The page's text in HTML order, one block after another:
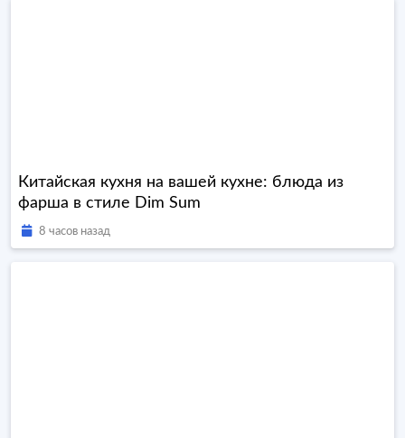
Китайская кухня на вашей кухне: блюда из
фарша в стиле Dim Sum
8 часов назад